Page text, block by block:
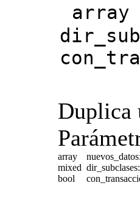
array
Duplica
array
mixed
bool